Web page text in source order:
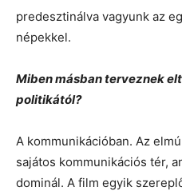
predesztinálva vagyunk az
népekkel.
Miben másban terveznek
politikától?
A kommunikációban. Az
sajátos kommunikációs tér,
dominál. A film egyik